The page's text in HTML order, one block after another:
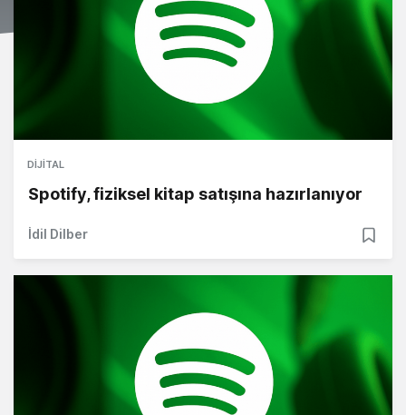
DIJITAL
Spotify, fiziksel kitap satışına hazırlanıyor
İdil Dilber